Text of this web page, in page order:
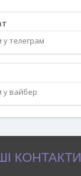
телеграм
у вайбер
КОНТАКТИ